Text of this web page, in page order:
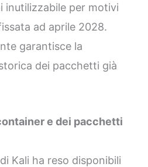
inutilizzabile per motivi
ad aprile 2028.
garantisce la
dei pacchetti già
e dei pacchetti
Kali ha reso disponibili